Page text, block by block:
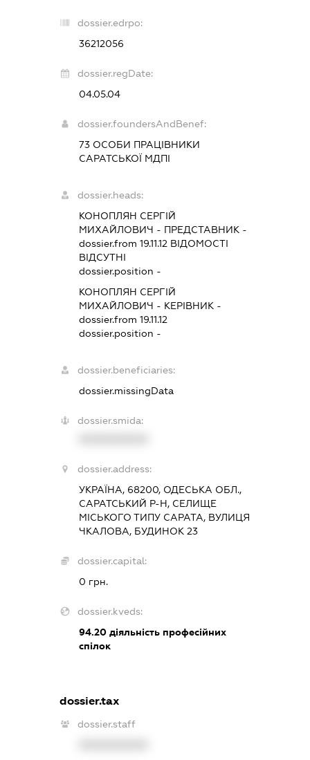
dossier.edrpo:
36212056
dossier.regDate:
04.05.04
dossier.foundersAndBenef:
73 ОСОБИ ПРАЦІВНИКИ
САРАТСЬКОЇ МДПІ
dossier.heads:
КОНОПЛЯН СЕРГІЙ
МИХАЙЛОВИЧ - ПРЕДСТАВНИК -
dossier.from 19.11.12 ВІДОМОСТІ
ВІДСУТНІ
dossier.position -
КОНОПЛЯН СЕРГІЙ
МИХАЙЛОВИЧ - КЕРІВНИК -
dossier.from 19.11.12
dossier.position -
dossier.beneficiaries:
dossier.missingData
dossier.smida:
dossier.address:
УКРАЇНА, 68200, ОДЕСЬКА ОБЛ.,
САРАТСЬКИЙ Р-Н, СЕЛИЩЕ
МІСЬКОГО ТИПУ САРАТА, ВУЛИЦЯ
ЧКАЛОВА, БУДИНОК 23
dossier.capital:
0 грн.
dossier.kveds:
94.20діяльність професійних
спілок
dossier.tax
dossier.staff